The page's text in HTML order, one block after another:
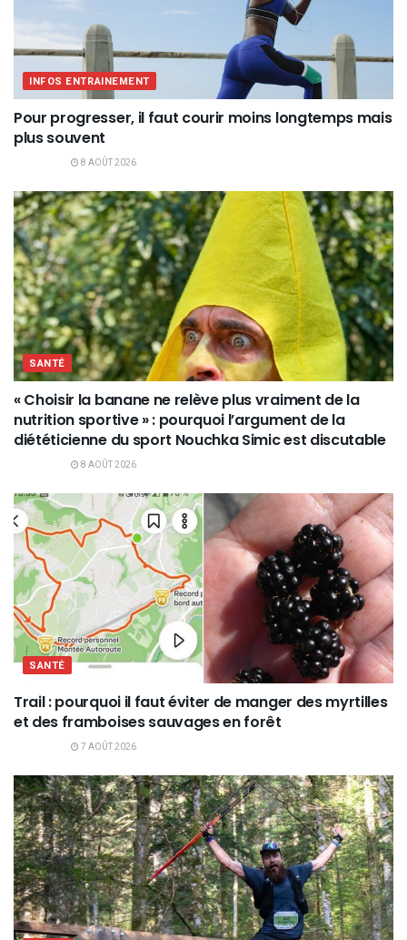
INFOS ENTRAINEMENT
Pour progresser, il faut courir moins longtemps mais
plus souvent
8 AOÛT 2026
SANTÉ
« Choisir la banane ne relève plus vraiment de la
nutrition sportive » : pourquoi l’argument de la
diététicienne du sport Nouchka Simic est discutable
8 AOÛT 2026
SANTÉ
Trail : pourquoi il faut éviter de manger des myrtilles
et des framboises sauvages en forêt
7 AOÛT 2026